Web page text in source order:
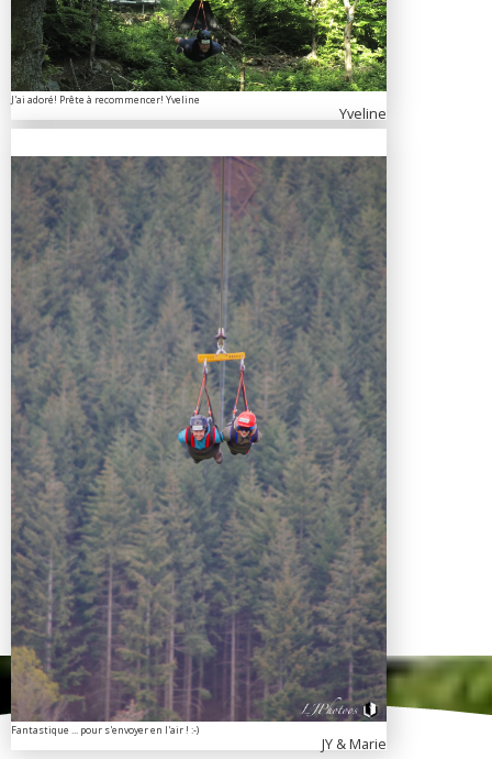
J'ai adoré! Prête à recommencer! Yveline
Yveline
Fantastique ... pour s'envoyer en l'air ! :-)
JY & Marie